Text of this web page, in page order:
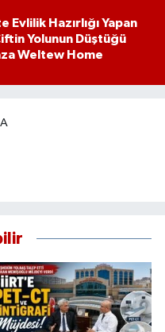
Evlilik Hazırlığı Yapan
Yolunun Düştüğü
Weltew Home